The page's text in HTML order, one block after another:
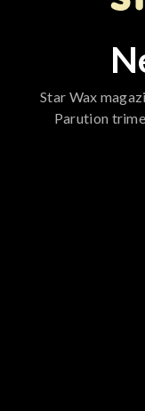
Star Wax
Parution